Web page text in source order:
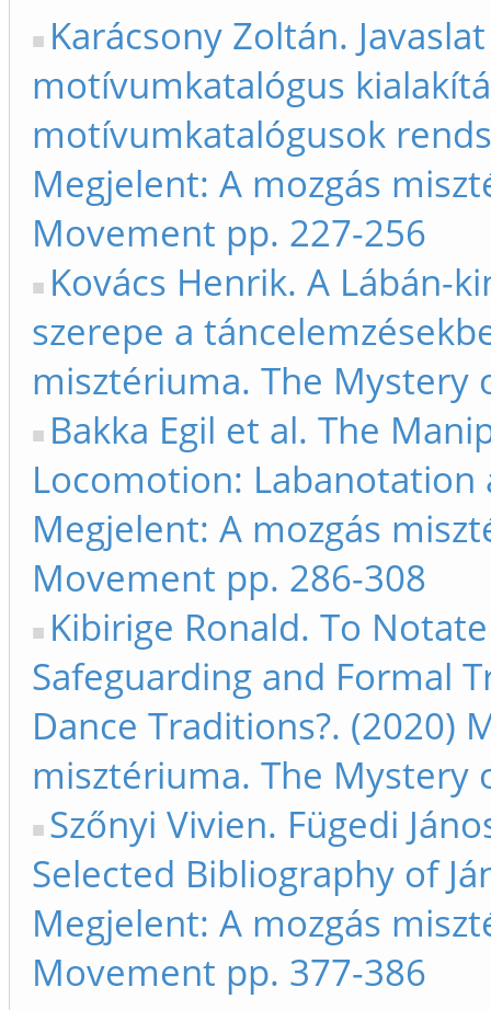
Karácsony Zoltán.
motívumkatalógus
motívumkatalógusok
Megjelent: A mozgás
Movement pp. 227-256
Kovács Henrik. A Lábán-
szerepe a
misztériuma. The
Bakka Egil et al. The
Locomotion: Labanotation
Megjelent: A mozgás
Movement pp. 286-308
Kibirige Ronald. To
Safeguarding and Formal
Dance Traditions?. (2020)
misztériuma. The
Szőnyi Vivien. Fügedi
Selected Bibliography of
Megjelent: A mozgás
Movement pp. 377-386